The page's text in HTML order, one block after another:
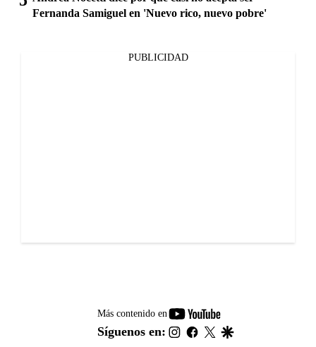
Fernanda Samiguel en 'Nuevo rico, nuevo pobre'
PUBLICIDAD
Más contenido en
youtube-
footer
Síguenos en: instagram
facebook
twitter